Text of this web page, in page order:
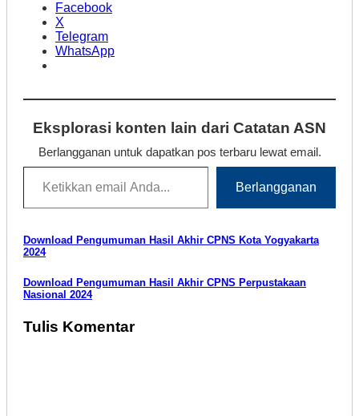
Facebook
X
Telegram
WhatsApp
Eksplorasi konten lain dari Catatan ASN
Berlangganan untuk dapatkan pos terbaru lewat email.
Ketikkan email Anda...
Berlangganan
Navigasi
Download Pengumuman Hasil Akhir CPNS Kota Yogyakarta
2024
Download Pengumuman Hasil Akhir CPNS Perpustakaan
Nasional 2024
Tulis Komentar